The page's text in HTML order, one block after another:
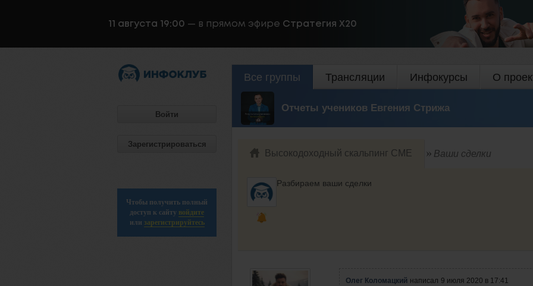
11 августа 19:00 — в прямом эфире Стратегия Х20
Войти
Зарегистрироваться
Чтобы получить полный
доступ к сайту войдите
или зарегистрируйтесь
Все группы Трансляции Инфокурсы О
Отчеты учеников Евгения Стрижа
Высокодоходный скальпинг СМЕ Ваши сделки
Разбираем ваши сделки
Олег Коломацкий написал 9 июля 2020 в 17:41